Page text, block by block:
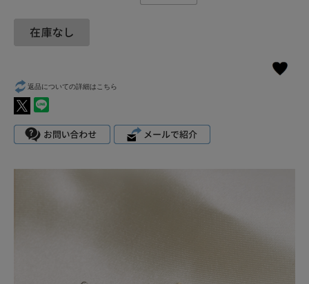
返品についての詳細はこちら